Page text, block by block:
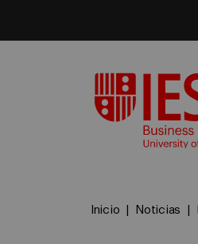
Inicio Noticias